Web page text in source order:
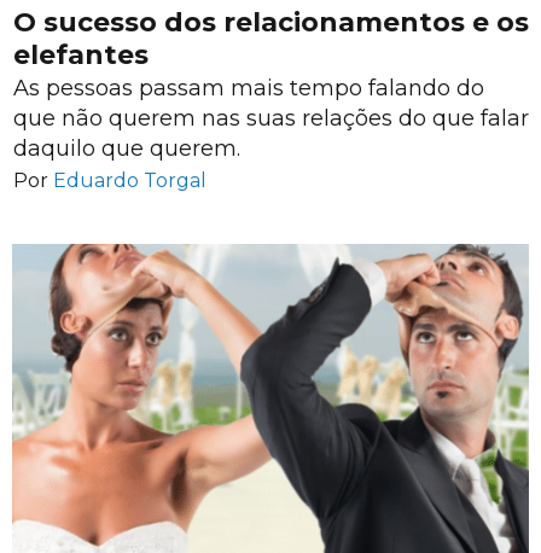
O sucesso dos relacionamentos e os
elefantes
As pessoas passam mais tempo falando do
que não querem nas suas relações do que falar
daquilo que querem.
Por Eduardo Torgal